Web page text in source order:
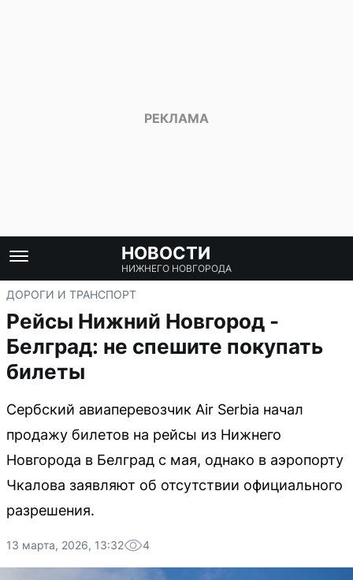
НОВОСТИ
НИЖНЕГО НОВГОРОДА
ДОРОГИ И ТРАНСПОРТ
Рейсы Нижний Новгород -
Белград: не спешите покупать
билеты
Сербский авиаперевозчик Air Serbia начал
продажу билетов на рейсы из Нижнего
Новгорода в Белград с мая, однако в аэропорту
Чкалова заявляют об отсутствии официального
разрешения.
13 марта, 2026, 13:32 4